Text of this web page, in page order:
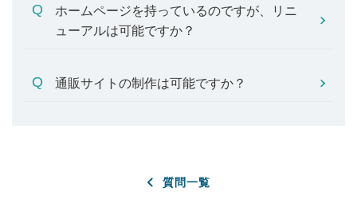
ホームページを持っているのですが、リニ
ューアルは可能ですか？
通販サイトの制作は可能ですか？
質問一覧